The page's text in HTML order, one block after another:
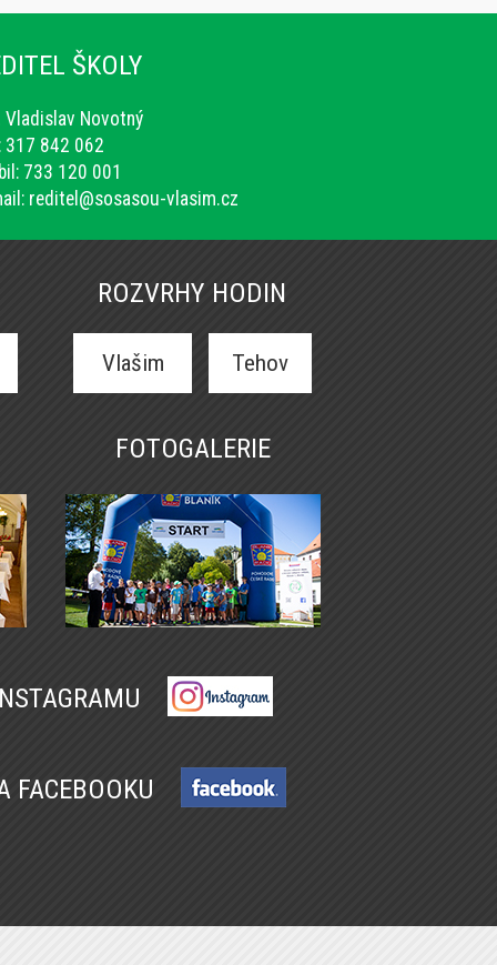
ŠKOLY
Vladislav Novotný
317 842 062
733 120 001
reditel@sosasou-vlasim.cz
ROZVRHY HODIN
Vlašim Tehov
FOTOGALERIE
FACEBOOKU